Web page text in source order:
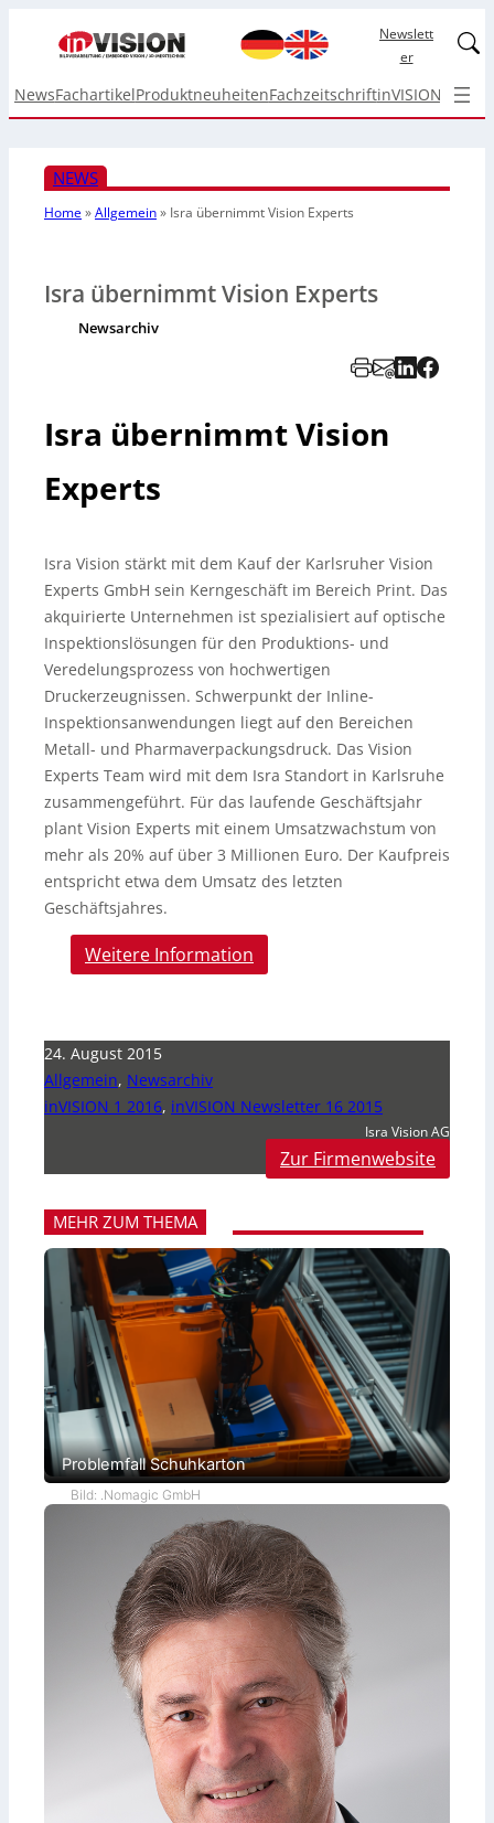
Newslett
er
NewsFachartikelProduktneuheitenFachzeitschriftinVISION Top
NEWS
Home»Allgemein» Isra übernimmt Vision Experts
Isra übernimmt Vision Experts
Newsarchiv
Isra übernimmt Vision
Experts
Isra Vision stärkt mit dem Kauf der Karlsruher Vision
Experts GmbH sein Kerngeschäft im Bereich Print. Das
akquirierte Unternehmen ist spezialisiert auf optische
Inspektionslösungen für den Produktions- und
Veredelungsprozess von hochwertigen
Druckerzeugnissen. Schwerpunkt der Inline-
Inspektionsanwendungen liegt auf den Bereichen
Metall- und Pharmaverpackungsdruck. Das Vision
Experts Team wird mit dem Isra Standort in Karlsruhe
zusammengeführt. Für das laufende Geschäftsjahr
plant Vision Experts mit einem Umsatzwachstum von
mehr als 20% auf über 3 Millionen Euro. Der Kaufpreis
entspricht etwa dem Umsatz des letzten
Geschäftsjahres.
Weitere Information
24. August 2015
Allgemein, Newsarchiv
inVISION 1 2016, inVISION Newsletter 16 2015
Isra Vision AG
Zur Firmenwebsite
MEHR ZUM THEMA
Problemfall Schuhkarton
Bild: .Nomagic GmbH